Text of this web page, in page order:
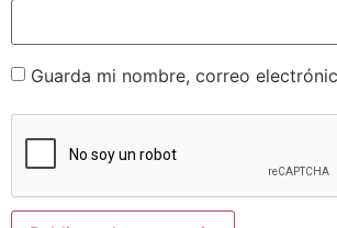
Guarda mi nombre, correo